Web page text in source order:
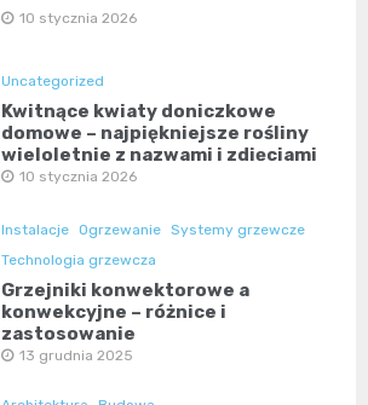
10 stycznia 2026
Uncategorized
Kwitnące kwiaty doniczkowe
domowe – najpiękniejsze rośliny
wieloletnie z nazwami i zdjęciami
10 stycznia 2026
Instalacje Ogrzewanie Systemy grzewcze
Technologia grzewcza
Grzejniki konwektorowe a
konwekcyjne – różnice i
zastosowanie
13 grudnia 2025